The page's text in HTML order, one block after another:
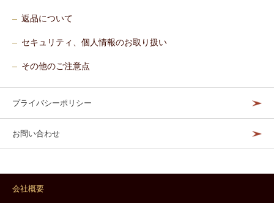
返品について
セキュリティ、個人情報のお取り扱い
その他のご注意点
プライバシーポリシー
お問い合わせ
会社概要